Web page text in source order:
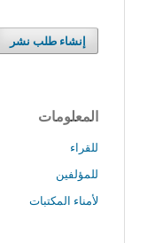
إنشاء طلب نشر
المعلومات
للقراء
للمؤلفين
لأمناء المكتبات